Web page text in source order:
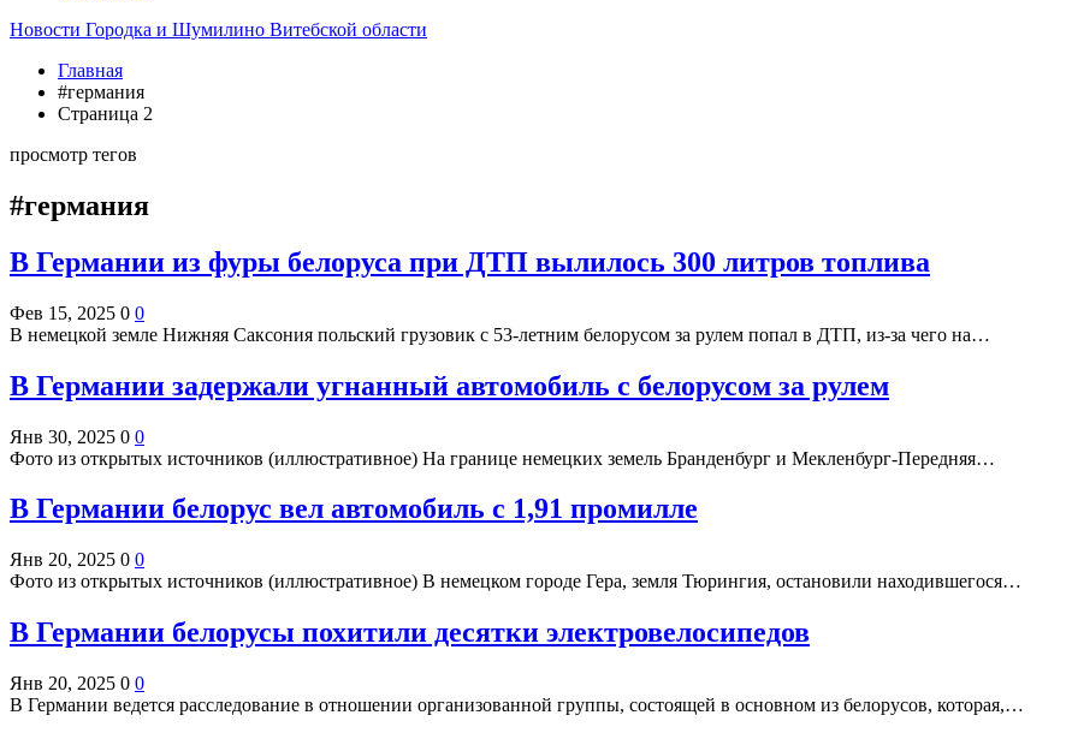
Новости Городка и Шумилино Витебской области
Главная
#германия
Страница 2
просмотр тегов
#германия
В Германии из фуры белоруса при ДТП вылилось 300 литров топлива
Фев 15, 2025 0 0
В немецкой земле Нижняя Саксония польский грузовик с 53-летним белорусом за рулем попал в ДТП, из-за чего на…
В Германии задержали угнанный автомобиль с белорусом за рулем
Янв 30, 2025 0 0
Фото из открытых источников (иллюстративное) На границе немецких земель Бранденбург и Мекленбург-Передняя…
В Германии белорус вел автомобиль с 1,91 промилле
Янв 20, 2025 0 0
Фото из открытых источников (иллюстративное) В немецком городе Гера, земля Тюрингия, остановили находившегося…
В Германии белорусы похитили десятки электровелосипедов
Янв 20, 2025 0 0
В Германии ведется расследование в отношении организованной группы, состоящей в основном из белорусов, которая,…